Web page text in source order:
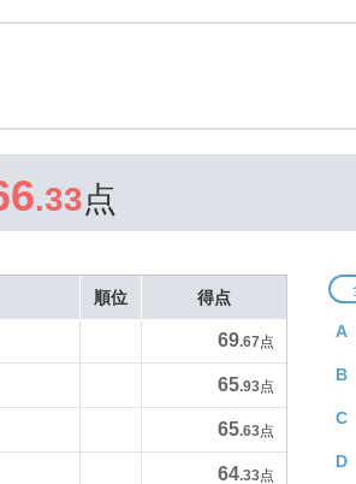
.33点
順位 得点
69.67点
65.93点
65.63点
64.33点
A
B
C
D